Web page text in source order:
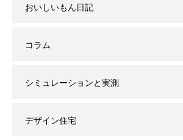
おいしいもん日記
コラム
シミュレーションと実測
デザイン住宅